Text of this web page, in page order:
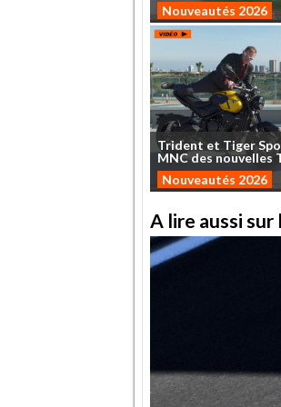
Nouveautés 2026
Trident et Tiger
MNCdesnouvelles
Nouveautés 2026
A lire aussi